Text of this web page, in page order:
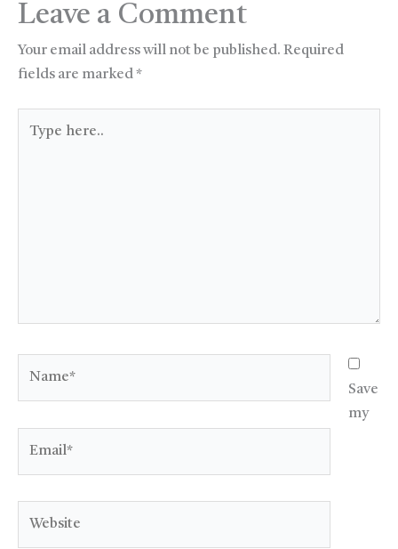
Leave a Comment
Your email address will not be published. Required
fields are marked*
here..
Save
my